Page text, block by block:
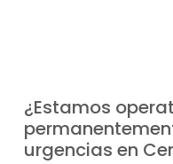
¿Estamos
urgencias en